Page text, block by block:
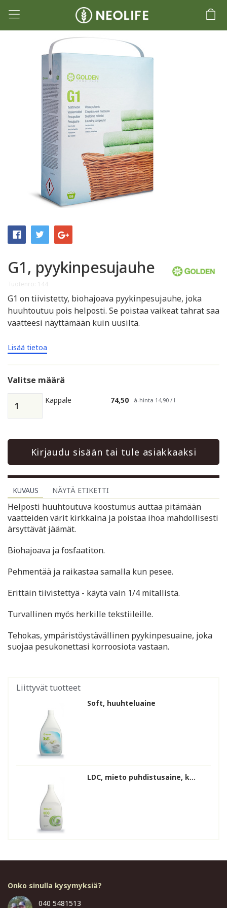
G1, pyykinpesujauhe
G1 on tiivistetty, biohajoava pyykinpesujauhe, joka
huuhtoutuu pois helposti. Se poistaa vaikeat tahrat saa
vaatteesi näyttämään kuin uusilta.
Lisää tietoa
Valitse määrä
Kappale 74,50 à-hinta 14,90 / l
Kirjaudu sisään tai tule asiakkaaksi
KUVAUS NÄYTÄ ETIKETTI
Helposti huuhtoutuva koostumus auttaa pitämään
vaatteiden värit kirkkaina ja poistaa ihoa mahdollisesti
ärsyttävät jäämät.
Biohajoava ja fosfaatiton.
Pehmentää ja raikastaa samalla kun pesee.
Erittäin tiivistettyä - käytä vain 1/4 mitallista.
Turvallinen myös herkille tekstiileille.
Tehokas, ympäristöystävällinen pyykinpesuaine, joka
suojaa pesukonettasi korroosiota vastaan.
Liittyvät tuotteet
Soft, huuhteluaine
LDC, mieto puhdistusaine, k...
Onko sinulla kysymyksiä?
040 5481513